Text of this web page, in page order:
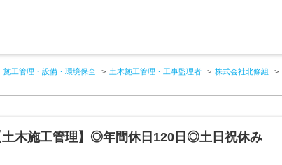
施工管理・設備・環境保全 土木施工管理・工事監理者 株式会社北條組
木施工管理】◎年間休日120日◎土日祝休み